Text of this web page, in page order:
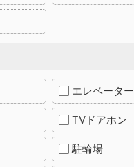
エレベーター
TVドアホン
駐輪場